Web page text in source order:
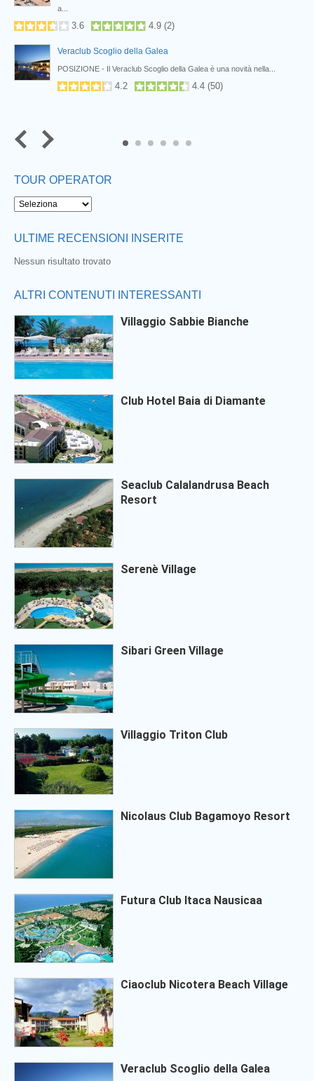
a...
3.6 4.9 (2)
Veraclub Scoglio della Galea
POSIZIONE - Il Veraclub Scoglio della Galea è una novità nella...
4.2 4.4 (50)
TOUR OPERATOR
ULTIME RECENSIONI INSERITE
Nessun risultato trovato
ALTRI CONTENUTI INTERESSANTI
Villaggio Sabbie Bianche
Club Hotel Baia di Diamante
Seaclub Calalandrusa Beach
Resort
Serenè Village
Sibari Green Village
Villaggio Triton Club
Nicolaus Club Bagamoyo Resort
Futura Club Itaca Nausicaa
Ciaoclub Nicotera Beach Village
Veraclub Scoglio della Galea